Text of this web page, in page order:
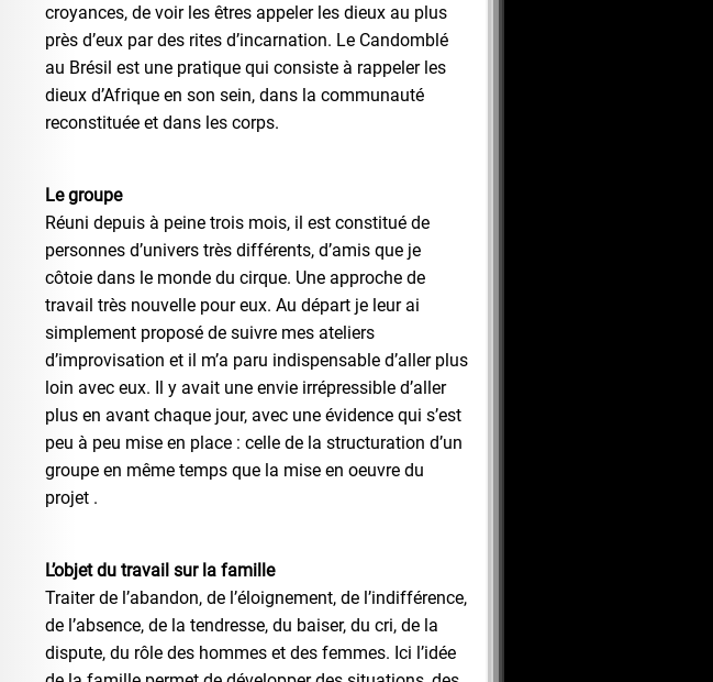
croyances, de voir les êtres appeler les dieux au plus
près d’eux par des rites d’incarnation. Le Candomblé
au Brésil est une pratique qui consiste à rappeler les
dieux d’Afrique en son sein, dans la communauté
reconstituée et dans les corps.
Le groupe
Réuni depuis à peine trois mois, il est constitué de
personnes d’univers très différents, d’amis que je
côtoie dans le monde du cirque. Une approche de
travail très nouvelle pour eux. Au départ je leur ai
simplement proposé de suivre mes ateliers
d’improvisation et il m’a paru indispensable d’aller plus
loin avec eux. Il y avait une envie irrépressible d’aller
plus en avant chaque jour, avec une évidence qui s’est
peu à peu mise en place : celle de la structuration d’un
groupe en même temps que la mise en oeuvre du
projet .
L’objet du travail sur la famille
Traiter de l’abandon, de l’éloignement, de l’indifférence,
de l’absence, de la tendresse, du baiser, du cri, de la
dispute, du rôle des hommes et des femmes. Ici l’idée